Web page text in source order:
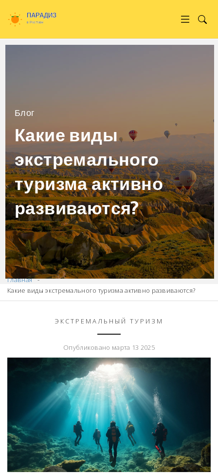
Блог
Какие виды
экстремального
туризма активно
развиваются?
Главная
Какие виды экстремального туризма активно развиваются?
ЭКСТРЕМАЛЬНЫЙ ТУРИЗМ
Опубликовано марта 13 2025